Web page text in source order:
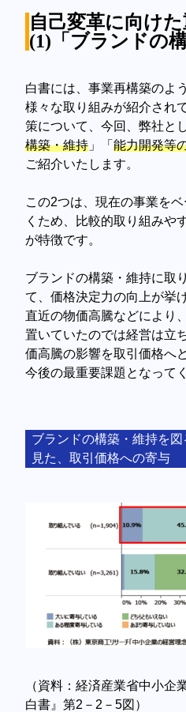
自己変革に向け
(1)「ブランドの
白書には、事業再構築のよ
様々な取り組みが紹介され
策について、今回、弊社と
構築・維持 」「能力開発等
ご紹介いたします。
この2つは、現在の事業を
くため、比較的取り組みや
が特徴です。
ブランドの構築・維持に取
て、価格決定力の向上が挙
直近の物価高騰などにより
置いていたのでは経営は立
価高騰の影響を取引価格へ
今後の最重要課題となって
ブランドの構築・維持を
見た、取引価格への寄与
（資料：経済産業省中小企
白書』第2－2－5図）